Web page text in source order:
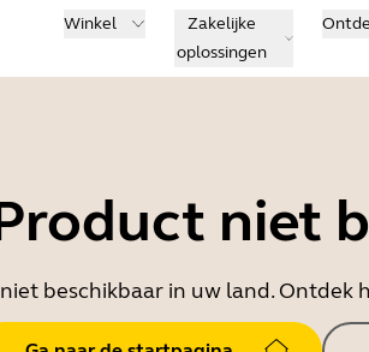
Winkel
Zakelijke
oplossingen
niet
beschikbaar in uw land.